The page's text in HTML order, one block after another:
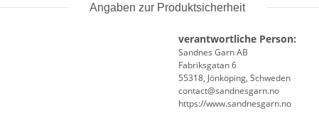
Angaben zur Produktsicherheit
verantwortliche Person:
Sandnes Garn AB
Fabriksgatan 6
55318, Jönköping, Schweden
contact@sandnesgarn.no
https://www.sandnesgarn.no